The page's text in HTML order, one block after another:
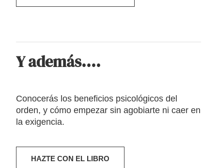
Y además....
Conocerás los beneficios psicológicos del
orden, y cómo empezar sin agobiarte ni caer en
la exigencia.
HAZTE CON EL LIBRO